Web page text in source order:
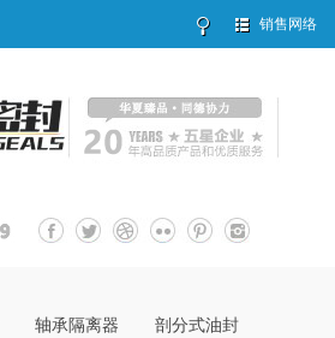
销售网络
轴承隔离器
剖分式油封